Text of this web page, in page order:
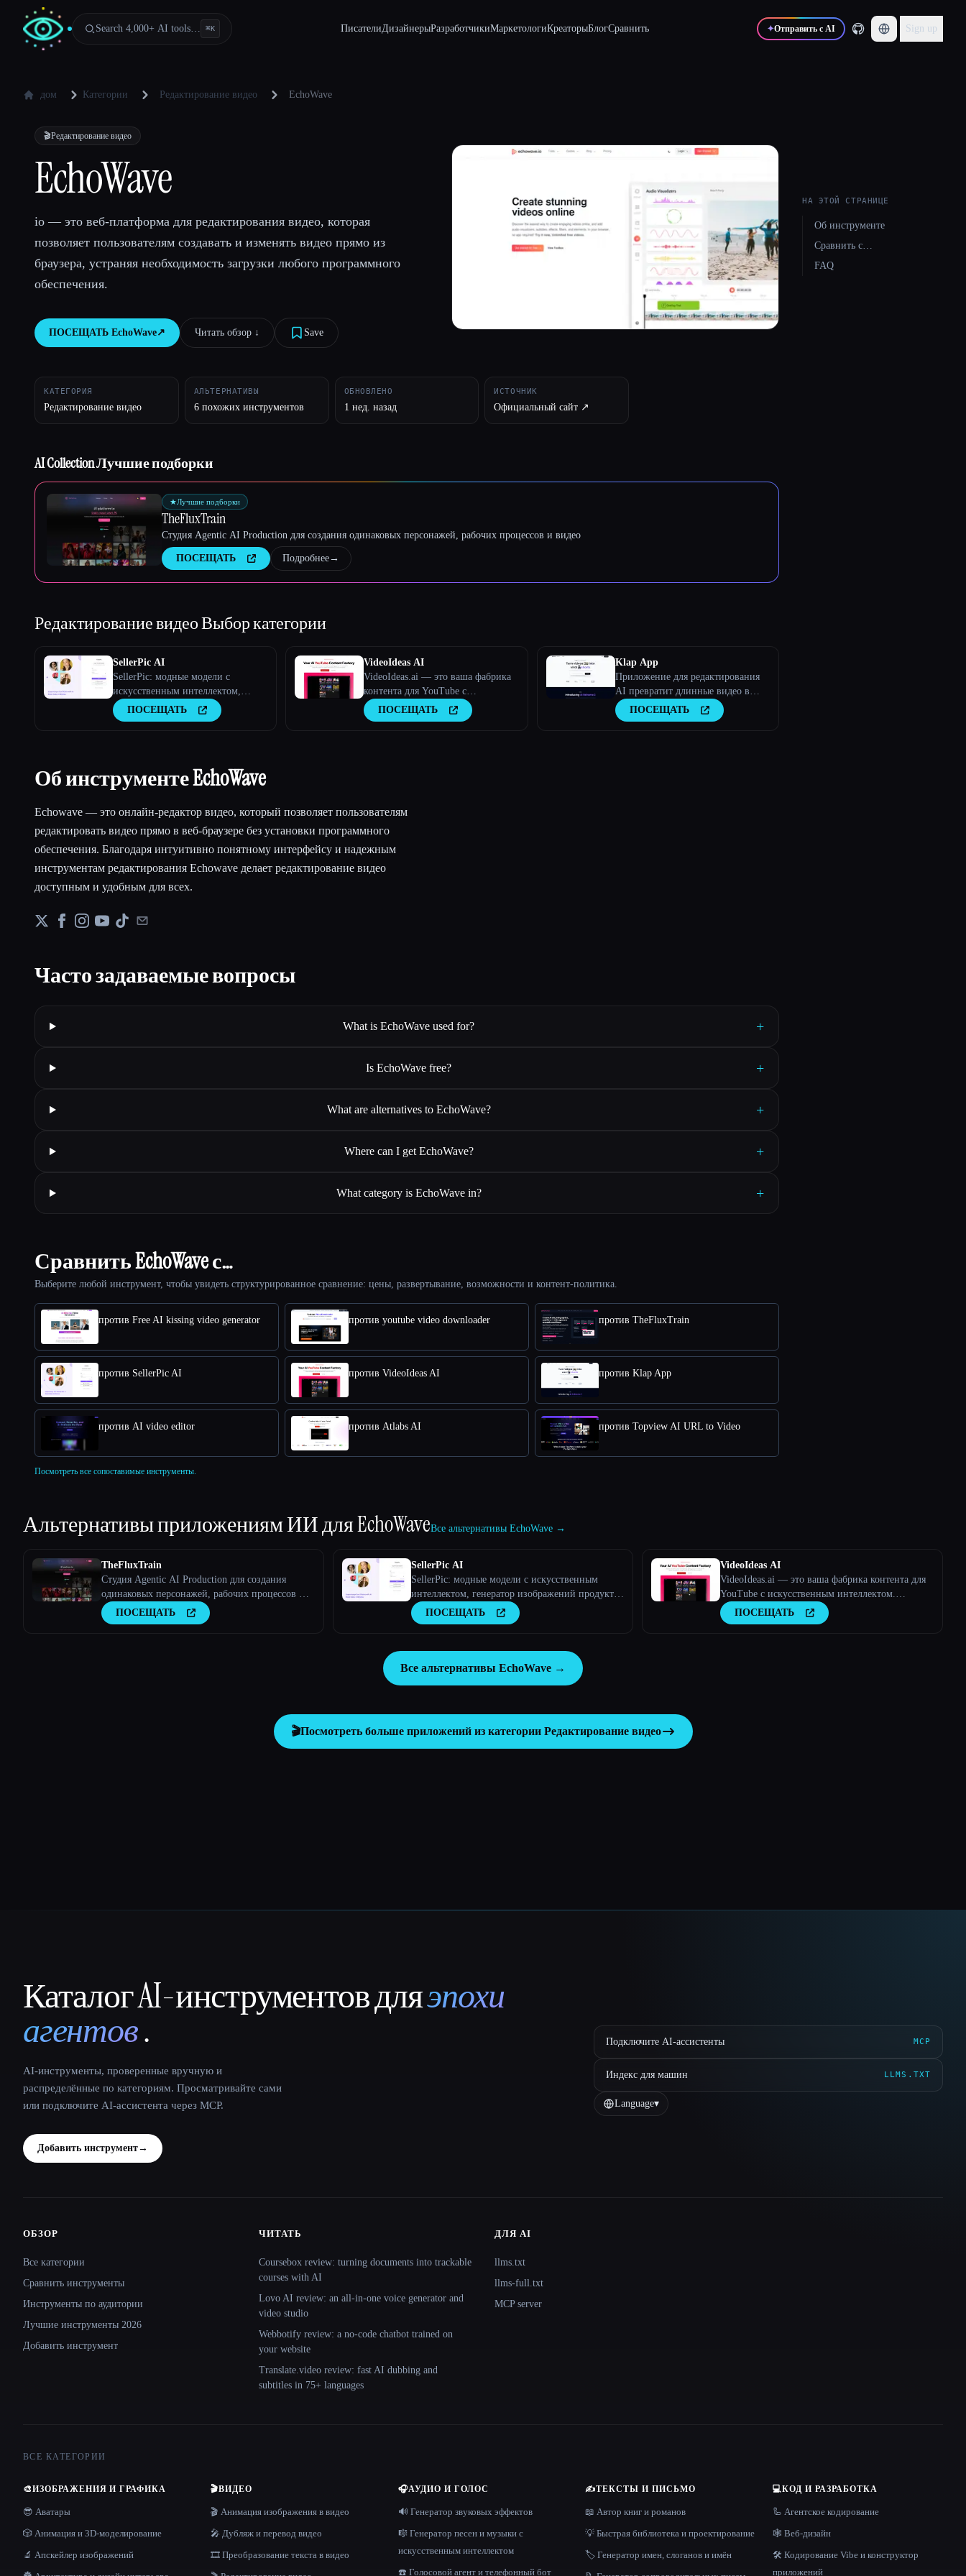
Search 4,000+ AI tools… ⌘K ПисателиДизайнерыРазработчикиМаркетологиКреаторыБлогСравнить ✦Отправить с AI Sign up
дом Категории Редактирование видео EchoWave
🎬Редактирование видео
EchoWave
io — это веб-платформа для редактирования видео, которая
позволяет пользователям создавать и изменять видео прямо из
браузера, устраняя необходимость загрузки любого программного
обеспечения.
ПОСЕЩАТЬ EchoWave↗︎ Читать обзор ↓︎ Save
КАТЕГОРИЯ
Редактирование видео
АЛЬТЕРНАТИВЫ
6 похожих инструментов
ОБНОВЛЕНО
1 нед. назад
ИСТОЧНИК
Официальный сайт ↗︎
AI Collection Лучшие подборки
★Лучшие подборки
TheFluxTrain
Студия Agentic AI Production для создания одинаковых персонажей, рабочих процессов и видео
ПОСЕЩАТЬ Подробнее→
Редактирование видеоВыбор категории
SellerPic AI
SellerPic: модные модели с
искусственным интеллектом,
генератор изображений продуктов
и видео
ПОСЕЩАТЬ
VideoIdeas AI
VideoIdeas.ai — это ваша фабрика
контента для YouTube с
искусственным интеллектом.
Создавайте полезные для вирусов
ПОСЕЩАТЬ
Klap App
Приложение для редактирования
AI превратит длинные видео в
вирусные клипы
ПОСЕЩАТЬ
Об инструменте EchoWave
Echowave — это онлайн-редактор видео, который позволяет пользователям
редактировать видео прямо в веб-браузере без установки программного
обеспечения. Благодаря интуитивно понятному интерфейсу и надежным
инструментам редактирования Echowave делает редактирование видео
доступным и удобным для всех.
Часто задаваемые вопросы
What is EchoWave used for? +
Is EchoWave free? +
What are alternatives to EchoWave? +
Where can I get EchoWave? +
What category is EchoWave in? +
Сравнить EchoWave с…
Выберите любой инструмент, чтобы увидеть структурированное сравнение: цены, развертывание, возможности и контент-политика.
против Free AI kissing video generator против youtube video downloader против TheFluxTrain
против SellerPic AI против VideoIdeas AI против Klap App
против AI video editor против Atlabs AI против Topview AI URL to Video
Посмотреть все сопоставимые инструменты.
НА ЭТОЙ СТРАНИЦЕ
Об инструменте
Сравнить с…
FAQ
Альтернативы приложениям ИИ дляEchoWaveВсе альтернативы EchoWave →
TheFluxTrain
Студия Agentic AI Production для создания
одинаковых персонажей, рабочих процессов и
видеоПОСЕЩАТЬ
SellerPic AI
SellerPic: модные модели с искусственным
интеллектом, генератор изображений продуктов
и видео
ПОСЕЩАТЬ
VideoIdeas AI
VideoIdeas.ai — это ваша фабрика контента для
YouTube с искусственным интеллектом.
Создавайте полезные для вирусов сценарии,
свежие идеи для видео и интересный контент за
ПОСЕЩАТЬ
Все альтернативы EchoWave →
🎬Посмотреть больше приложений из категории Редактирование видео
That AI Collection
Каталог AI-инструментов дляэпохи
агентов.
AI-инструменты, проверенные вручную и
распределённые по категориям. Просматривайте сами
или подключите AI-ассистента через MCP.
Добавить инструмент→
Подключите AI-ассистенты MCP
Индекс для машин LLMS.TXT
Language▾
Site navigation
ОБЗОР
Все категории
Сравнить инструменты
Инструменты по аудитории
Лучшие инструменты 2026
Добавить инструмент
ЧИТАТЬ
Coursebox review: turning documents into trackable
courses with AI
Lovo AI review: an all-in-one voice generator and
video studio
Webbotify review: a no-code chatbot trained on
your website
Translate.video review: fast AI dubbing and
subtitles in 75+ languages
ДЛЯ AI
llms.txt
llms-full.txt
MCP server
ВСЕ КАТЕГОРИИ
🎨ИЗОБРАЖЕНИЯ И ГРАФИКА
😎 Аватары
🎲 Анимация и 3D-моделирование
🔬 Апскейлер изображений
🎬ВИДЕО
🎬 Анимация изображения в видео
🎤 Дубляж и перевод видео
🎞️ Преобразование текста в видео
🎧АУДИО И ГОЛОС
🔊 Генератор звуковых эффектов
🎼 Генератор песен и музыки с
искусственным интеллектом
☎️ Голосовой агент и телефонный бот
✍️ТЕКСТЫ И ПИСЬМО
📖 Автор книг и романов
💡 Быстрая библиотека и проектирование
🏷️ Генератор имен, слоганов и имён
💻КОД И РАЗРАБОТКА
🦾 Агентское кодирование
🕸 Веб-дизайн
🛠️ Кодирование Vibe и конструктор
приложений